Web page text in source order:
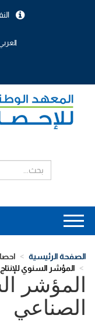
Main
navigation
الصفحة الرئيسية
المؤشر السنوي
المؤشر
الصناعي